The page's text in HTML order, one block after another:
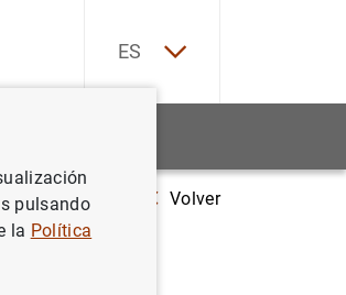
ES
del Eurosistema a 24 de junio de 2022
Volver
pulsando
la Política